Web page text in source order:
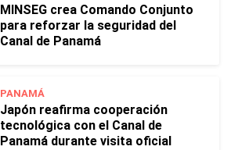
MINSEG crea Comando Conjunto
para reforzar la seguridad del
Canal de Panamá
PANAMÁ
Japón reafirma cooperación
tecnológica con el Canal de
Panamá durante visita oficial